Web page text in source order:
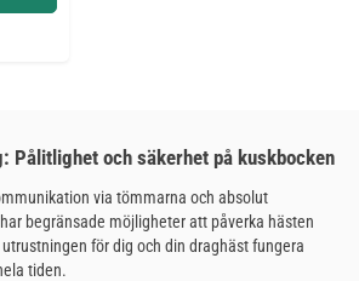
Pålitlighet och säkerhet på kuskbocken
via tömmarna och absolut
begränsade möjligheter att påverka hästen
för dig och din draghäst fungera
tiden.